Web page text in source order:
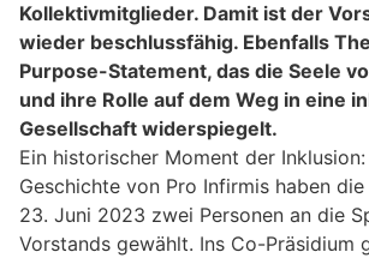
Kollektivmitglieder. Damit ist der
wieder beschlussfähig. Ebenfalls
Purpose-Statement, das die Seele
und ihre Rolle auf dem Weg in eine
Gesellschaft widerspiegelt.
Ein historischer Moment der
Geschichte von Pro Infirmis haben
23. Juni 2023 zwei Personen an die
Vorstands gewählt. Ins Co-Präsidium